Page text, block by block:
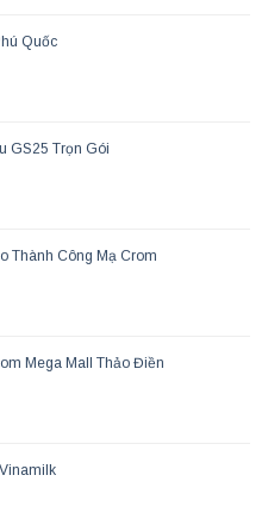
Quốc
GS25 Trọn Gói
Thành Công Mạ Crom
Mega Mall Thảo Điền